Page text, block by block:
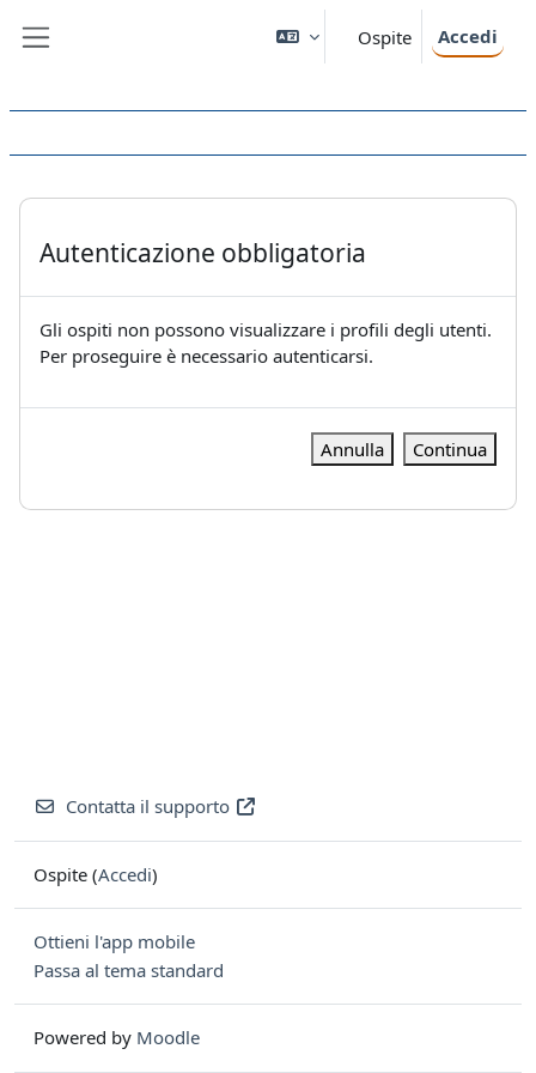
Ospite Accedi
Autenticazione obbligatoria
Gli ospiti non possono visualizzare i profili degli utenti.
Per proseguire è necessario autenticarsi.
Annulla Continua
Contatta il supporto
Ospite (Accedi)
Ottieni l'app mobile
Passa al tema standard
Powered by Moodle